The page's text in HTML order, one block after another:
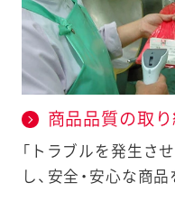
商品品質の取
「トラブルを発生さ
し、安全・安心な商